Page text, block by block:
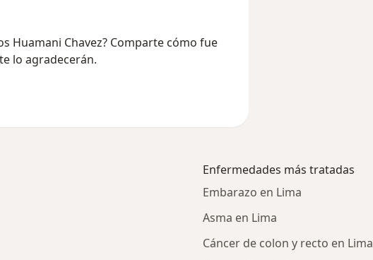
Huamani Chavez? Comparte cómo fue
lo agradecerán.
Enfermedades más tratadas
Embarazo en Lima
Asma en Lima
Cáncer de colon y recto en Lima